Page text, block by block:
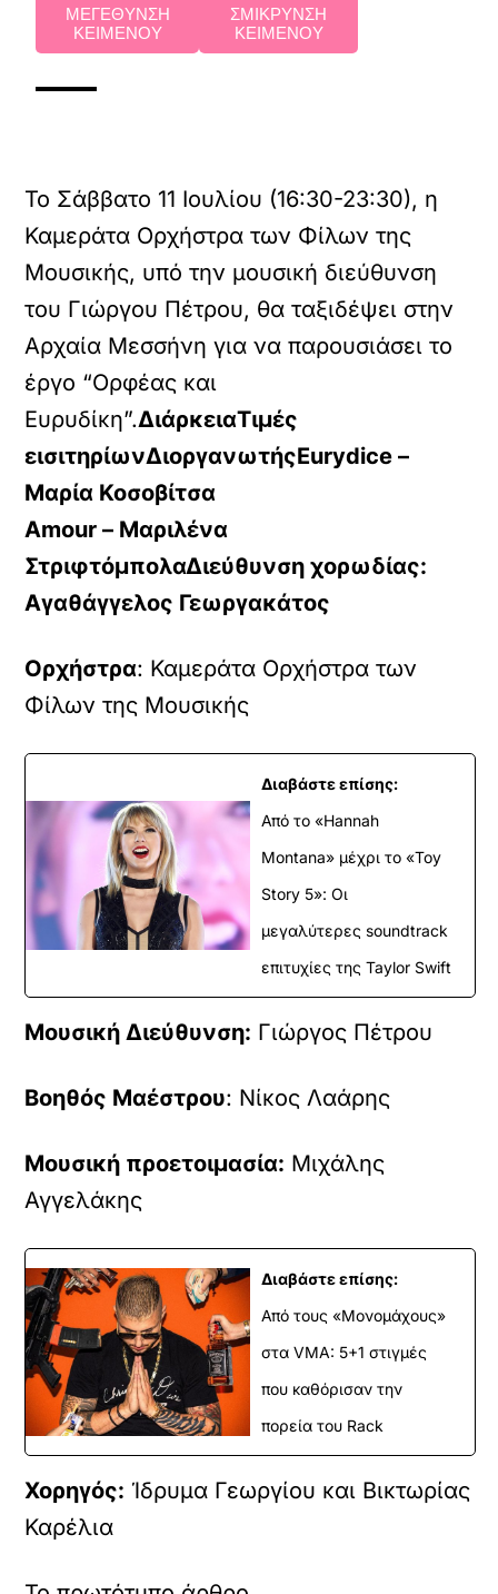
ΜΕΓΕΘΥΝΣΗ
ΚΕΙΜΕΝΟΥ
ΣΜΙΚΡΥΝΣΗ
ΚΕΙΜΕΝΟΥ
Το Σάββατο 11 Ιουλίου (16:30-23:30), η
Καμεράτα Ορχήστρα των Φίλων της
Μουσικής, υπό την μουσική διεύθυνση
του Γιώργου Πέτρου, θα ταξιδέψει στην
Αρχαία Μεσσήνη για να παρουσιάσει το
έργο “Ορφέας και
Ευρυδίκη”.ΔιάρκειαΤιμές
εισιτηρίωνΔιοργανωτήςEurydice –
Μαρία Κοσοβίτσα
Amour – Μαριλένα
ΣτριφτόμπολαΔιεύθυνση χορωδίας:
Αγαθάγγελος Γεωργακάτος
Ορχήστρα: Καμεράτα Ορχήστρα των
Φίλων της Μουσικής
Διαβάστε επίσης:
Από το «Hannah
Montana» μέχρι το «Toy
Story 5»: Οι
μεγαλύτερες soundtrack
επιτυχίες της Taylor Swift
Μουσική Διεύθυνση: Γιώργος Πέτρου
Βοηθός Μαέστρου: Νίκος Λαάρης
Μουσική προετοιμασία: Μιχάλης
Αγγελάκης
Διαβάστε επίσης:
Από τους «Μονομάχους»
στα VMA: 5+1 στιγμές
που καθόρισαν την
πορεία του Rack
Χορηγός: Ίδρυμα Γεωργίου και Βικτωρίας
Καρέλια